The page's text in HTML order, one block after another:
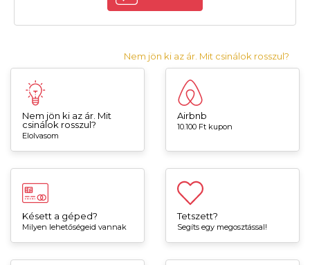
Nem jön ki az ár. Mit csinálok rosszul?
Nem jön ki az ár. Mit
csinálok rosszul?
Elolvasom
Airbnb
10.100 Ft kupon
Késett a géped?
Milyen lehetőségeid vannak
Tetszett?
Segíts egy megosztással!